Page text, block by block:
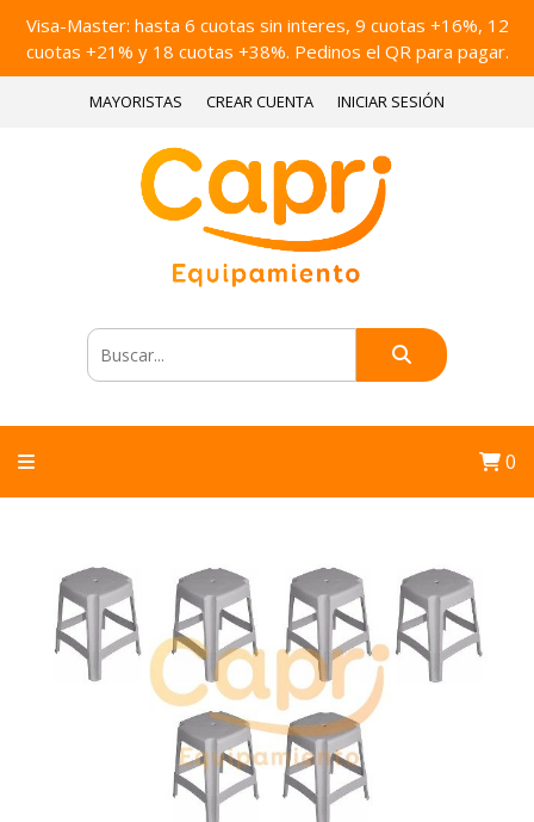
Visa-Master: hasta 6 cuotas sin interes, 9 cuotas +16%, 12
cuotas +21% y 18 cuotas +38%. Pedinos el QR para pagar.
MAYORISTAS CREAR CUENTA INICIAR SESIÓN
0